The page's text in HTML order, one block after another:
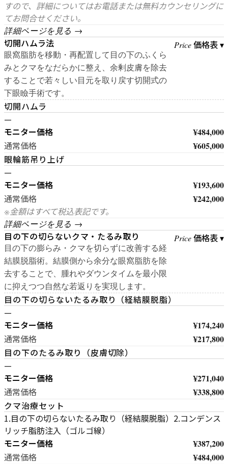
すので、詳細についてはお電話または無料カウンセリングに
てお問合せください。
詳細ページを見る →
切開ハムラ法
眼窩脂肪を移動・再配置して目の下のふくら
みとクマをなだらかに整え、余剰皮膚を除去
することで若々しい目元を取り戻す切開式の
下眼瞼手術です。
Price価格表 ▾
切開ハムラ
—
モニター価格 ¥484,000
通常価格 ¥605,000
眼輪筋吊り上げ
—
モニター価格 ¥193,600
通常価格 ¥242,000
※金額はすべて税込表記です。
詳細ページを見る →
目の下の切らないクマ・たるみ取り
目の下の膨らみ・クマを切らずに改善する経
結膜脱脂術。結膜側から余分な眼窩脂肪を除
去することで、腫れやダウンタイムを最小限
に抑えつつ自然な若返りを実現します。
Price価格表 ▾
目の下の切らないたるみ取り（経結膜脱脂）
—
モニター価格 ¥174,240
通常価格 ¥217,800
目の下のたるみ取り（皮膚切除）
—
モニター価格 ¥271,040
通常価格 ¥338,800
クマ治療セット
1.目の下の切らないたるみ取り（経結膜脱脂）2.コンデンス
リッチ脂肪注入（ゴルゴ線）
モニター価格 ¥387,200
通常価格 ¥484,000